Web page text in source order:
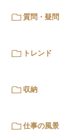
質問・疑問
トレンド
収納
仕事の風景